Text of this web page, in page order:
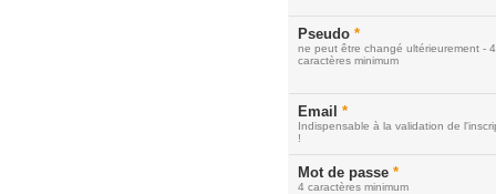
Pseudo *
ne peut être changé ultérieurement - 4
caractères minimum
Email *
Indispensable à la validation de
!
Mot de passe *
4 caractères minimum